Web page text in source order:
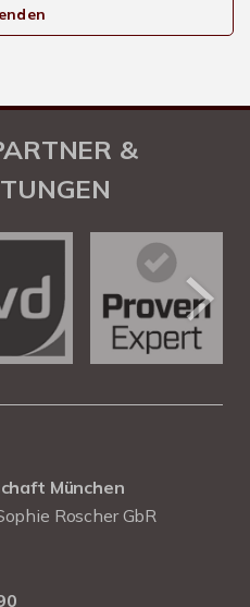
&
München
Roscher GbR